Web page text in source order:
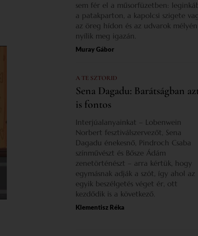
sem fér el a műsorfüzetben:
a patakparton, a kapolcsi szigete
az öreg hídon és az udvarok
nyílik meg igazán.
Muray Gábor
A TE SZTORID
Sena Dagadu: Barátságban
is fontos
Interjúalanyainkat – Lobenwein
Norbert fesztiválszervezőt, Sena
Dagadu énekesnő, Pindroch Csaba
színművészt és Bősze Ádám
zenetörténészt – arra kértük, hogy
egymásnak adják a szót, így ahol az
egyik beszélgetés véget ér, ott
kezdődik is a következő.
Klementisz Réka